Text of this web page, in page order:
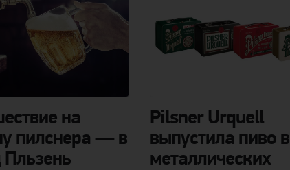
на
пилснера — в
Пльзень
Pilsner Urquell
выпустила пиво в
металлических